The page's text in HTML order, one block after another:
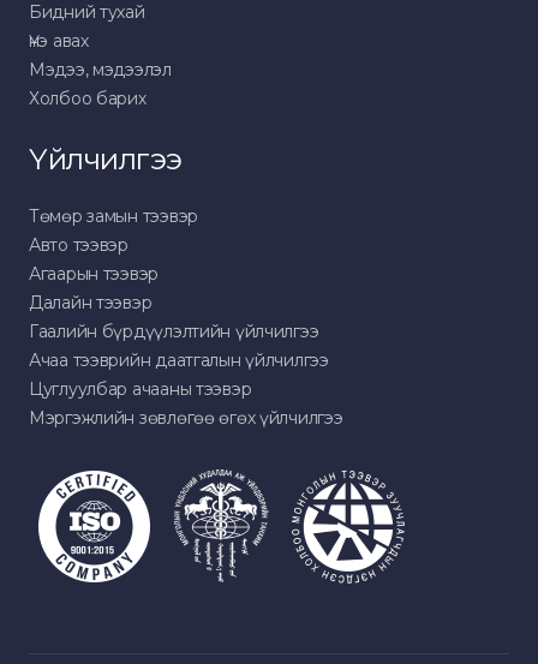
Бидний тухай
Үнэ авах
Мэдээ, мэдээлэл
Холбоо барих
Үйлчилгээ
Төмөр замын тээвэр
Авто тээвэр
Агаарын тээвэр
Далайн тээвэр
Гаалийн бүрдүүлэлтийн үйлчилгээ
Ачаа тээврийн даатгалын үйлчилгээ
Цуглуулбар ачааны тээвэр
Мэргэжлийн зөвлөгөө өгөх үйлчилгээ